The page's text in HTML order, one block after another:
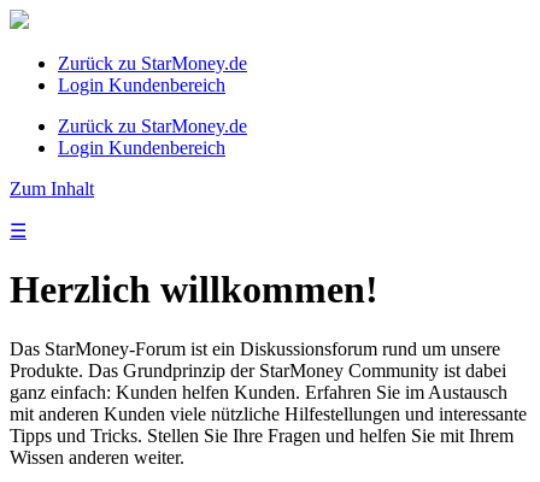
Zurück zu StarMoney.de
Login Kundenbereich
Zurück zu StarMoney.de
Login Kundenbereich
Zum Inhalt
☰
Herzlich willkommen!
Das StarMoney-Forum ist ein Diskussionsforum rund um unsere
Produkte. Das Grundprinzip der StarMoney Community ist dabei
ganz einfach: Kunden helfen Kunden. Erfahren Sie im Austausch
mit anderen Kunden viele nützliche Hilfestellungen und interessante
Tipps und Tricks. Stellen Sie Ihre Fragen und helfen Sie mit Ihrem
Wissen anderen weiter.